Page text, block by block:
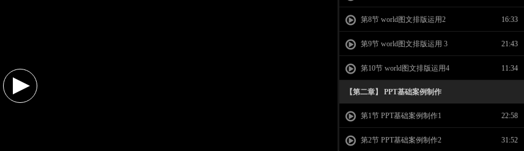
第8节 world图文排版运用2 16:33
第9节 world图文排版运用 3 21:43
第10节 world图文排版运用4 11:34
【第二章】 PPT基础案例制作
第1节 PPT基础案例制作1 22:58
第2节 PPT基础案例制作2 31:52